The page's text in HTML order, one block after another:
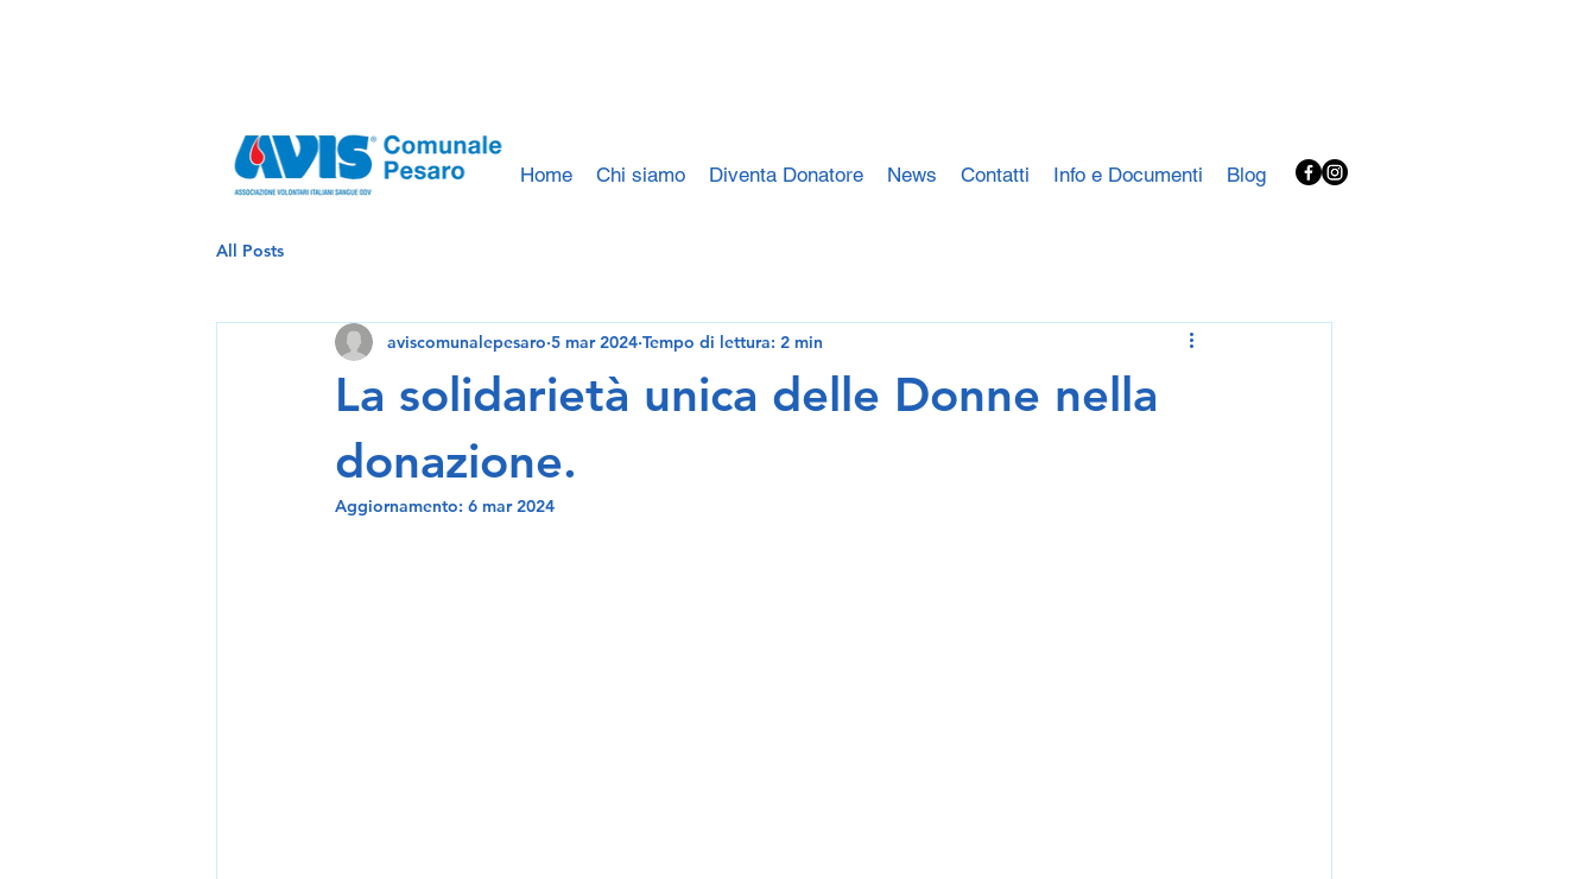
Home Chi siamo Diventa Donatore News Contatti Info e Documenti Blog
All Posts
La solidarietà unica delle Donne nella
donazione.
aviscomunalepesaro 5 mar 2024 Tempo di lettura: 2 min
Aggiornamento: 6 mar 2024